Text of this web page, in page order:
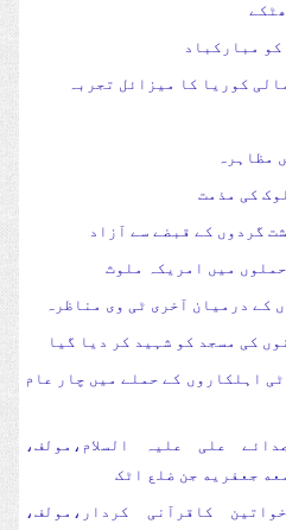
کو مبارکباد
کوریا کا میزائل تجربہ
مظاہرہ
کی مذمت
گردوں کے قبضے سے آزاد
میں امریکہ ملوث
کے درمیان آخری ٹی وی مناظرہ
کی مسجد کو شہید کر دیا گیا
اہلکاروں کے حملے میں چار عام
علی علیہ السلام،مولف،
جعفریه جن ضلع اٹک
کاقرآنی کردار،مولف،